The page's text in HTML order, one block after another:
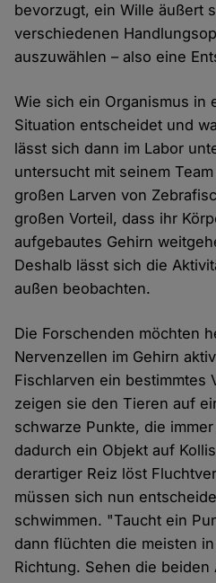
bevorzugt, ein Wille äußert
verschiedenen
auszuwählen – also eine
Wie sich ein Organismus in
Situation entscheidet und
lässt sich dann im Labor
untersucht mit seinem
großen Larven von
großen Vorteil, dass ihr
aufgebautes Gehirn
Deshalb lässt sich die
außen beobachten.
Die Forschenden möchten
Nervenzellen im Gehirn
Fischlarven ein bestimmtes
zeigen sie den Tieren auf
schwarze Punkte, die
dadurch ein Objekt auf
derartiger Reiz löst
müssen sich nun
schwimmen. "Taucht ein
dann flüchten die meisten
Richtung. Sehen die